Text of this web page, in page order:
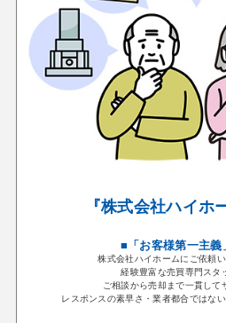
『株式会社ハイホ
■「お客様第一主義
株式会社ハイホームにご依頼
経験豊富な売買専門スタ
ご相談から売却まで一貫して
レスポンスの素早さ・業者都合ではな